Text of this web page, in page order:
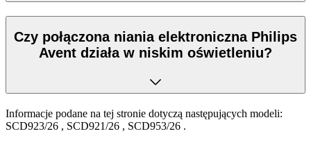
Czy połączona niania elektroniczna Philips
Avent działa w niskim oświetleniu?
Informacje podane na tej stronie dotyczą następujących modeli:
SCD923/26 , SCD921/26 , SCD953/26 .